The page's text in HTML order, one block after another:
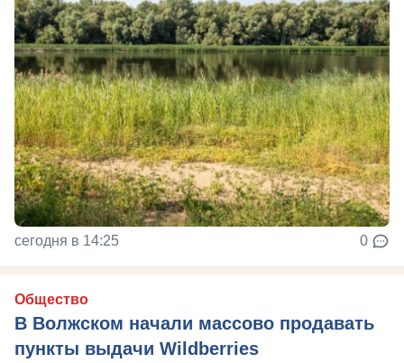
сегодня в 14:25 0
Общество
В Волжском начали массово продавать
пункты выдачи Wildberries